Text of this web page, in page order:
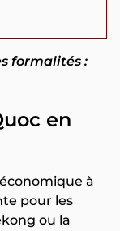
formalités :
en
à
pour les
ou la